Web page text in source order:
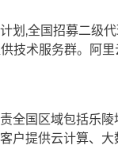
划,全国招募二级
技术服务群。阿
全国区域包括乐
户提供云计算、